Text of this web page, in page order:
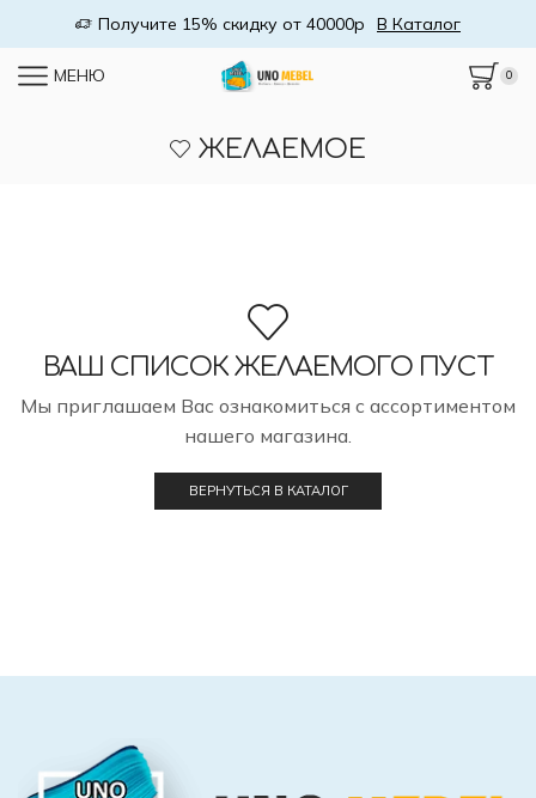
Получите 15% скидку от 40000р В Каталог
МЕНЮ 0
ЖЕЛАЕМОЕ
ВАШ СПИСОК ЖЕЛАЕМОГО ПУСТ
Мы приглашаем Вас ознакомиться с ассортиментом
нашего магазина.
ВЕРНУТЬСЯ В КАТАЛОГ